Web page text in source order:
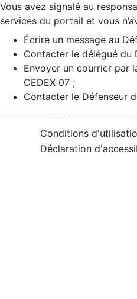
Vous avez signalé au
services du portail et vous
Écrire un message au
Contacter le délégué du
Envoyer un courrier par
CEDEX 07 ;
Contacter le Défenseur
Conditions
Déclaration